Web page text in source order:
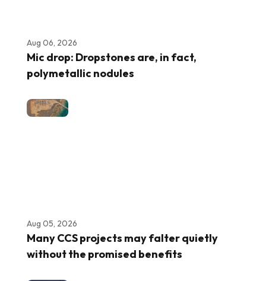
Aug 06, 2026
Mic drop: Dropstones are, in fact,
polymetallic nodules
Aug 05, 2026
Many CCS projects may falter quietly
without the promised benefits